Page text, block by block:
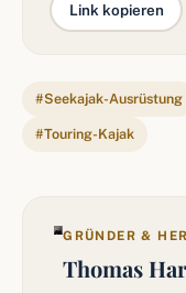
Link kopieren
#Seekajak-Ausrüstung
#Touring-Kajak
GRÜNDER &
Thomas